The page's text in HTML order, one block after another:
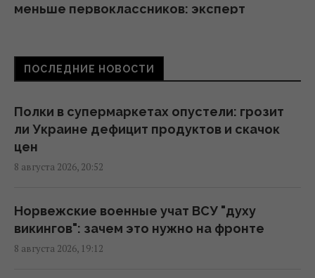
меньше первоклассников: эксперт
энергетике Киева до 24 августа, -
мониторы
16:43 суббота, 08 августа 2026
начать "свободную охоту" на
автотранспорт, – ОВА
16:09 суббота, 08 августа 2026
ПОСЛЕДНИЕ НОВОСТИ
Полки в супермаркетах опустели: грозит
ли Украине дефицит продуктов и скачок
цен
8 августа 2026, 20:52
Норвежские военные учат ВСУ "духу
викингов": зачем это нужно на фронте
8 августа 2026, 19:12